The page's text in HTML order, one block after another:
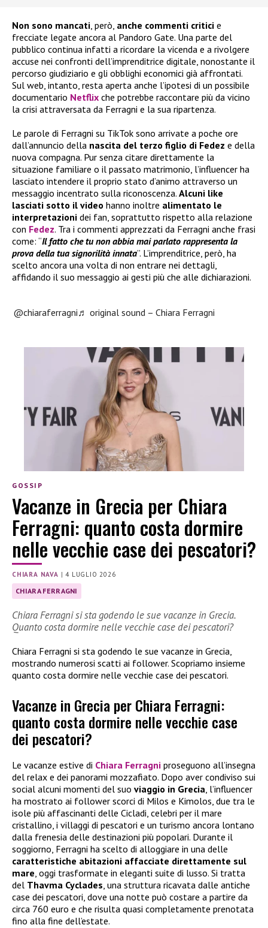
Non sono mancati , però, anche commenti critici e
frecciate legate ancora al Pandoro Gate. Una parte del
pubblico continua infatti a ricordare la vicenda e a rivolgere
accuse nei confronti dell’imprenditrice digitale, nonostante il
percorso giudiziario e gli obblighi economici già affrontati.
Sul web, intanto, resta aperta anche l’ipotesi di un possibile
documentario Netflix che potrebbe raccontare più da vicino
la crisi attraversata da Ferragni e la sua ripartenza.
Le parole di Ferragni su TikTok sono arrivate a poche ore
dall’annuncio della nascita del terzo figlio di Fedez e della
nuova compagna. Pur senza citare direttamente la
situazione familiare o il passato matrimonio, l’influencer ha
lasciato intendere il proprio stato d’animo attraverso un
messaggio incentrato sulla riconoscenza. Alcuni like
lasciati sotto il video hanno inoltre alimentato le
interpretazioni dei fan, soprattutto rispetto alla relazione
con Fedez. Tra i commenti apprezzati da Ferragni anche frasi
come: “Il fatto che tu non abbia mai parlato rappresenta la
prova della tua signorilità innata”. L’imprenditrice, però, ha
scelto ancora una volta di non entrare nei dettagli,
affidando il suo messaggio ai gesti più che alle dichiarazioni.
@chiaraferragni♬ original sound – Chiara Ferragni
GOSSIP
Vacanze in Grecia per Chiara
Ferragni: quanto costa dormire
nelle vecchie case dei pescatori?
CHIARA NAVA |4 LUGLIO 2026
CHIARA FERRAGNI
Chiara Ferragni si sta godendo le sue vacanze in Grecia.
Quanto costa dormire nelle vecchie case dei pescatori?
Chiara Ferragni si sta godendo le sue vacanze in Grecia,
mostrando numerosi scatti ai follower. Scopriamo insieme
quanto costa dormire nelle vecchie case dei pescatori.
Vacanze in Grecia per Chiara Ferragni:
quanto costa dormire nelle vecchie case
dei pescatori?
Le vacanze estive di Chiara Ferragni proseguono all’insegna
del relax e dei panorami mozzafiato. Dopo aver condiviso sui
social alcuni momenti del suo viaggio in Grecia, l’influencer
ha mostrato ai follower scorci di Milos e Kimolos, due tra le
isole più affascinanti delle Cicladi, celebri per il mare
cristallino, i villaggi di pescatori e un turismo ancora lontano
dalla frenesia delle destinazioni più popolari. Durante il
soggiorno, Ferragni ha scelto di alloggiare in una delle
caratteristiche abitazioni affacciate direttamente sul
mare, oggi trasformate in eleganti suite di lusso. Si tratta
del Thavma Cyclades, una struttura ricavata dalle antiche
case dei pescatori, dove una notte può costare a partire da
circa 760 euro e che risulta quasi completamente prenotata
fino alla fine dell’estate.